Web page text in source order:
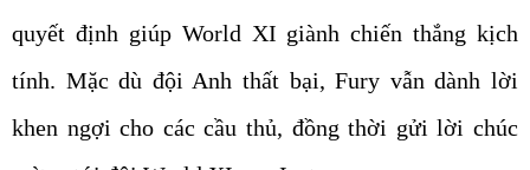
quyết định giúp World XI giành chiến thắng kịch
tính. Mặc dù đội Anh thất bại, Fury vẫn dành lời
khen ngợi cho các cầu thủ, đồng thời gửi lời chúc